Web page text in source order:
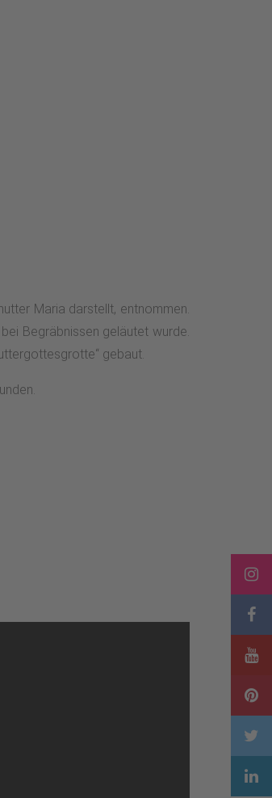
Maria darstellt, entnommen.
Begräbnissen geläutet wurde.
gebaut.